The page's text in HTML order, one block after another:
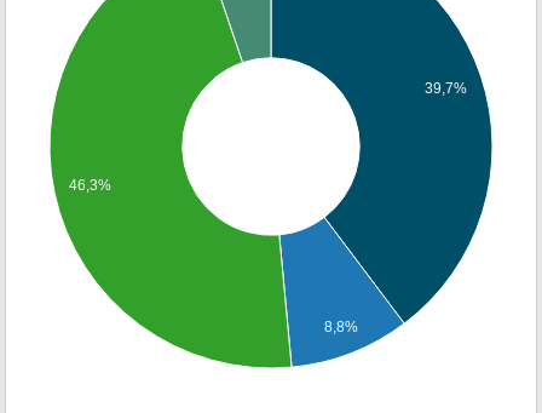
39,7%
8,8%
46,3%